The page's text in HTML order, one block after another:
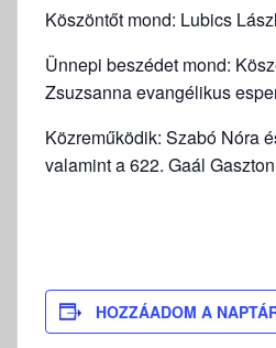
Köszöntőt mond: Lubics
Ünnepi beszédet mond:
Zsuzsanna evangélikus
Közreműködik: Szabó Nóra
valamint a 622. Gaál
HOZZÁADOM A